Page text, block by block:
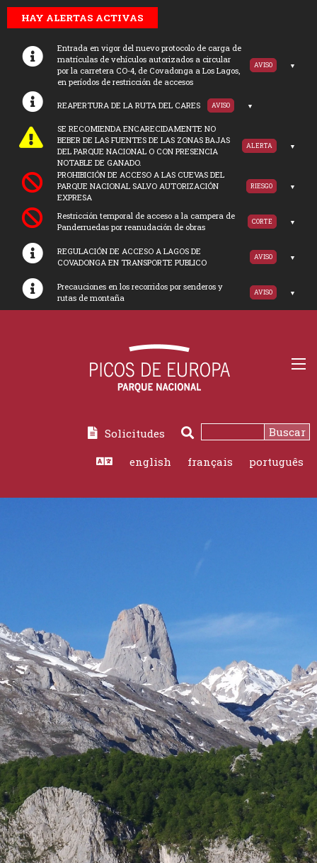
HAY ALERTAS ACTIVAS
Entrada en vigor del nuevo protocolo de carga de
matrículas de vehículos autorizados a circular
por la carretera CO-4, de Covadonga a Los Lagos,
en períodos de restricción de accesos
AVISO
REAPERTURA DE LA RUTA DEL CARES AVISO
SE RECOMIENDA ENCARECIDAMENTE NO
BEBER DE LAS FUENTES DE LAS ZONAS BAJAS
DEL PARQUE NACIONAL O CON PRESENCIA
NOTABLE DE GANADO.
ALERTA
PROHIBICIÓN DE ACCESO A LAS CUEVAS DEL
PARQUE NACIONAL SALVO AUTORIZACIÓN
EXPRESA
RIESGO
Restricción temporal de acceso a la campera de
Panderruedas por reanudación de obras
CORTE
REGULACIÓN DE ACCESO A LAGOS DE
COVADONGA EN TRANSPORTE PUBLICO
AVISO
Precauciones en los recorridos por senderos y
rutas de montaña
AVISO
Solicitudes Buscar
english français português